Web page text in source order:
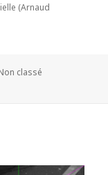
(Arnaud
classé